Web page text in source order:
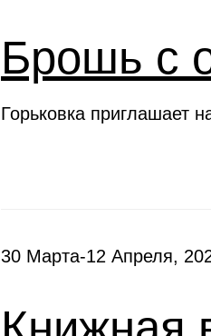
Брошь с
Горьковка приглашает
30 Марта-12 Апреля,